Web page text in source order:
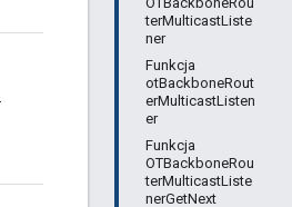
terMulticastListe
ner
Funkcja
otBackboneRout
erMulticastListen
er
Funkcja
OTBackboneRou
terMulticastListe
nerGetNext